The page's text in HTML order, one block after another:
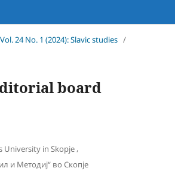
Vol. 24 No. 1 (2024): Slavic studies /
board
University in Skopje,
и Методиј“ во Скопје